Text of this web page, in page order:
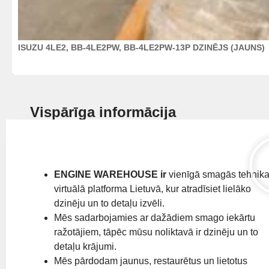
ISUZU 4LE2, BB-4LE2PW, BB-4LE2PW-13P DZINĒJS (JAUNS)
Vispārīga informācija
ENGINE WAREHOUSE ir vienīgā smagās
virtuālā platforma Lietuvā, kur atradīsiet lielāko
dzinēju un to detaļu izvēli.
Mēs sadarbojamies ar dažādiem smago iekārtu
ražotājiem, tāpēc mūsu noliktavā ir dzinēju un to
detaļu krājumi.
Mēs pārdodam jaunus, restaurētus un lietotus